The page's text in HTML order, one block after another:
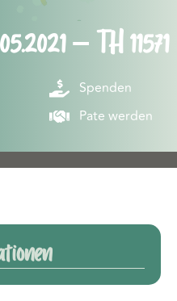
– TH 11571
Spenden
Pate werden